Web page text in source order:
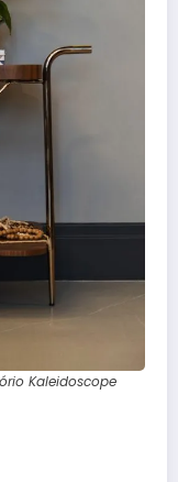
Kaleidoscope